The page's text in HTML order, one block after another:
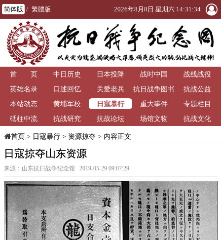
简体版 / 繁體版 2026年8月8日 星期六 14:31:34
首 页 中日历史 日本投降 战时中国
战线战役
英雄名录
口述回忆 关爱老兵
抗日战争图书
馆
抗战公益
本站动态
黄埔军校 日寇暴行 重大事件
专题栏目
砥柱中流
抗战研究 抗战论坛 场馆文物 抗战文化
首页> 日寇暴行> 资源掠夺> 内容正文
日寇掠夺山东资源
来源：山东抗日战争纪念馆 2019-05-29 09:07:29